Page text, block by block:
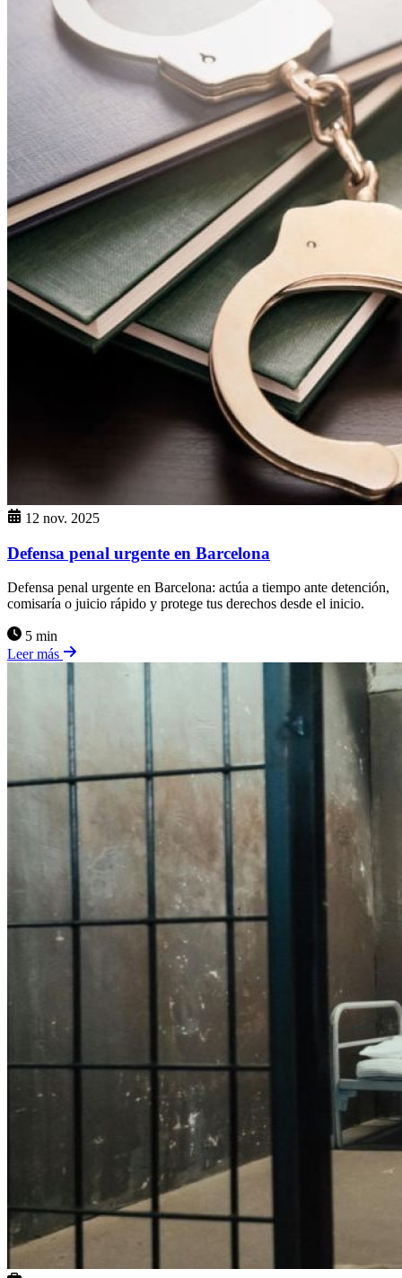
12 nov. 2025
Defensa penal urgente en Barcelona
Defensa penal urgente en Barcelona: actúa a tiempo ante detención,
comisaría o juicio rápido y protege tus derechos desde el inicio.
5 min
Leer más